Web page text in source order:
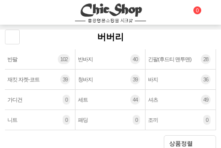
0
버버리
반팔 102 반바지 40 긴팔(후드티 맨투맨) 28
재킷 자켓-코트 39 청바지 39 바지 36
가디건 0 세트 44 셔츠 49
니트 0 패딩 0 조끼 0
상품정렬